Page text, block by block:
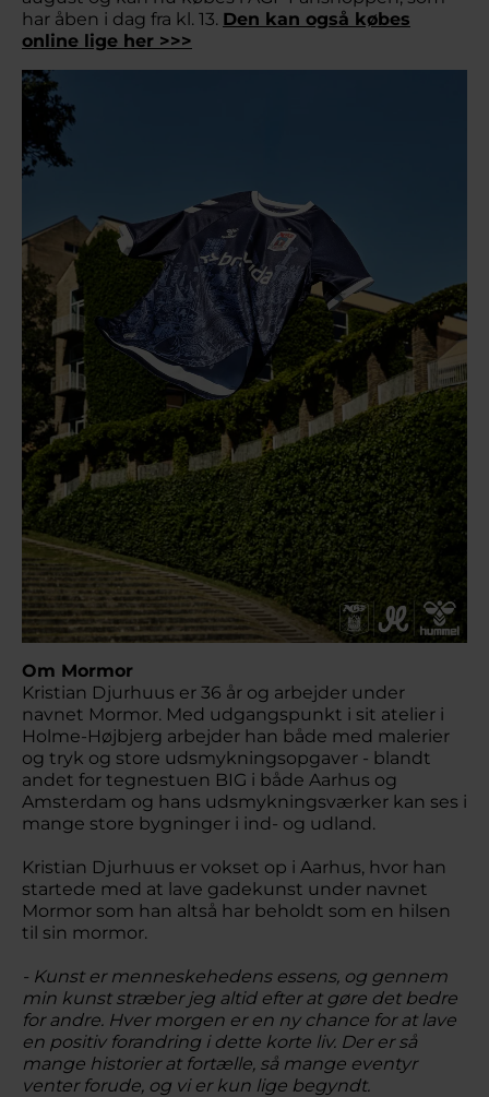
har åben i dag fra kl. 13. Den kan også købes
online lige her >>>
Om Mormor
Kristian Djurhuus er 36 år og arbejder under
navnet Mormor. Med udgangspunkt i sit atelier i
Holme-Højbjerg arbejder han både med malerier
og tryk og store udsmykningsopgaver - blandt
andet for tegnestuen BIG i både Aarhus og
Amsterdam og hans udsmykningsværker kan ses i
mange store bygninger i ind- og udland.
Kristian Djurhuus er vokset op i Aarhus, hvor han
startede med at lave gadekunst under navnet
Mormor som han altså har beholdt som en hilsen
til sin mormor.
- Kunst er menneskehedens essens, og gennem
min kunst stræber jeg altid efter at gøre det bedre
for andre. Hver morgen er en ny chance for at lave
en positiv forandring i dette korte liv. Der er så
mange historier at fortælle, så mange eventyr
venter forude, og vi er kun lige begyndt.